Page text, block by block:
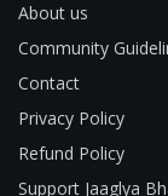
About us
Community
Contact
Privacy Policy
Refund Policy
Support Jaaglya